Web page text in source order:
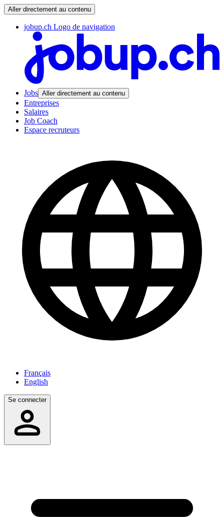
Aller directement au contenu
jobup.ch Logo de navigation
Jobs Aller directement au contenu
Entreprises
Salaires
Job Coach
Espace recruteurs
Français
English
Se connecter